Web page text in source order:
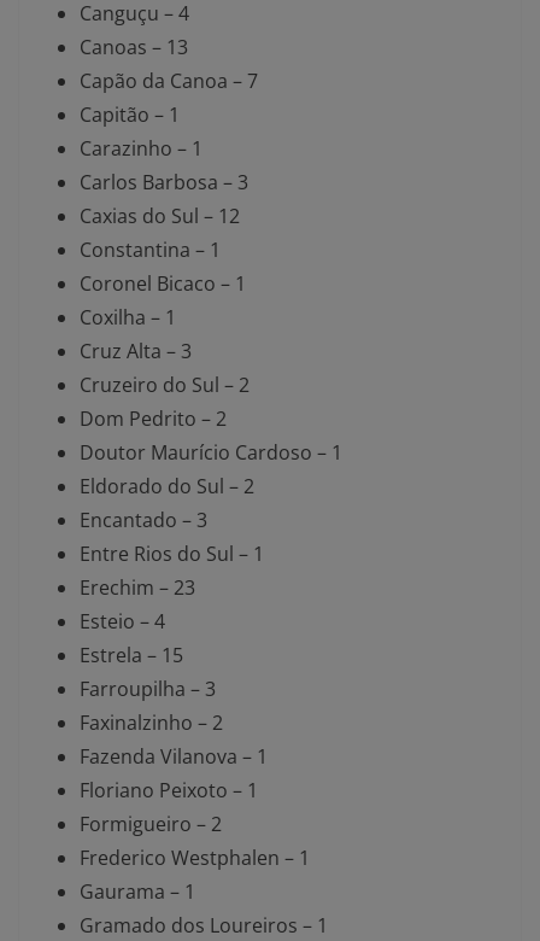
Canguçu – 4
Canoas – 13
Capão da Canoa – 7
Capitão – 1
Carazinho – 1
Carlos Barbosa – 3
Caxias do Sul – 12
Constantina – 1
Coronel Bicaco – 1
Coxilha – 1
Cruz Alta – 3
Cruzeiro do Sul – 2
Dom Pedrito – 2
Doutor Maurício Cardoso – 1
Eldorado do Sul – 2
Encantado – 3
Entre Rios do Sul – 1
Erechim – 23
Esteio – 4
Estrela – 15
Farroupilha – 3
Faxinalzinho – 2
Fazenda Vilanova – 1
Floriano Peixoto – 1
Formigueiro – 2
Frederico Westphalen – 1
Gaurama – 1
Gramado dos Loureiros – 1